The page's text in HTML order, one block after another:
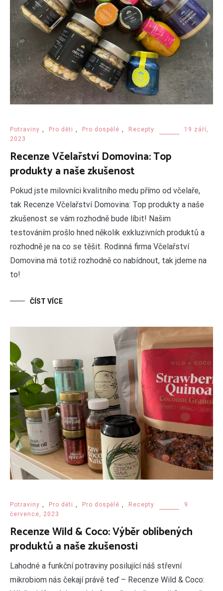
Potraviny , Pro děti , Pro dospělé , Recepty
19 září,
2023
Recenze Včelařství Domovina: Top
produkty a naše zkušenost
Pokud jste milovníci kvalitního medu přímo od včelaře,
tak Recenze Včelařství Domovina: Top produkty a naše
zkušenost se vám rozhodně bude líbit! Našim
testováním prošlo hned několik exkluzivních produktů a
rozhodně je na co se těšit. Rodinná firma Včelařství
Domovina má totiž rozhodně co nabídnout, tak jdeme na
to!
ČÍST VÍCE
Potraviny , Pro děti , Pro dospělé , Recepty
9
července, 2023
Recenze Wild & Coco: Výběr oblíbených
produktů a naše zkušenosti
Lahodné a funkční potraviny posilující náš střevní
mikrobiom nás čekají právě teď – Recenze Wild & Coco: